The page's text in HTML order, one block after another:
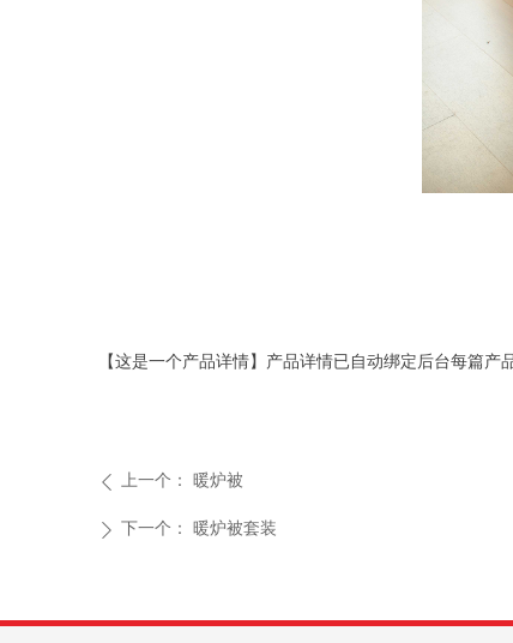
ꄴ 上一个： 暖炉被
ꄲ 下一个： 暖炉被套装
【这是一个产品详情】产品详情已自动绑定后台每篇